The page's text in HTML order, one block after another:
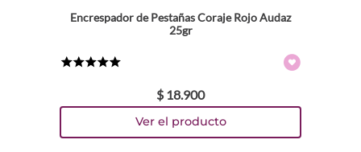
Encrespador de Pestañas Coraje Rojo Audaz
25gr
$ 18.900